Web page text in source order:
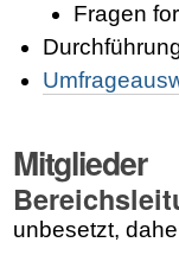
Fragen
Mitglieder
unbesetzt,